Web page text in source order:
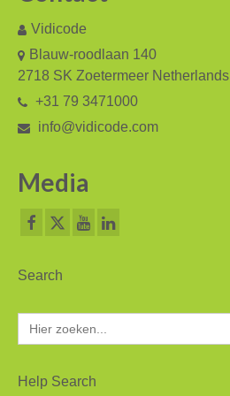
Vidicode
Blauw-roodlaan 140
2718 SK Zoetermeer Netherlands
+31 79 3471000
info@vidicode.com
Media
Search
Zoek
naar:
Help Search